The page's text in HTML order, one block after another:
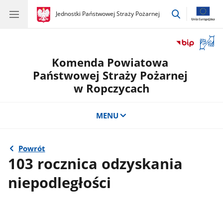
gov.pl
Jednostki Państwowej Straży Pożarnej
gov.pl
Jednostki
przejdź
okno
Komenda Powiatowa
Państwowej Straży Pożarnej
w Ropczycach
MENU
Powrót
103 rocznica odzyskania
niepodległości